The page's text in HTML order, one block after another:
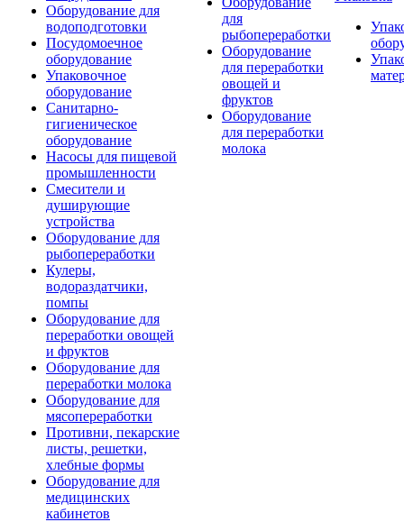
Оборудование для
водоподготовки
Посудомоечное
оборудование
Упаковочное
оборудование
Санитарно-
гигиеническое
оборудование
Насосы для пищевой
промышленности
Смесители и
душирующие
устройства
Оборудование для
рыбопереработки
Кулеры,
водораздатчики,
помпы
Оборудование для
переработки овощей
и фруктов
Оборудование для
переработки молока
Оборудование для
мясопереработки
Противни, пекарские
листы, решетки,
хлебные формы
Оборудование для
медицинских
кабинетов
для
рыбопереработки
Оборудование
для переработки
овощей и
фруктов
Оборудование
для переработки
молока